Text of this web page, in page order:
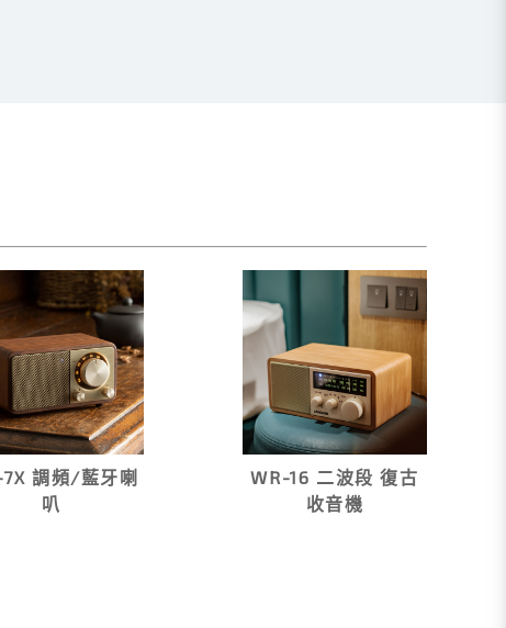
調頻/藍牙喇
叭
WR-16 二波段 復古
收音機